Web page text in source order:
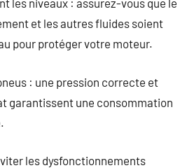
les niveaux : assurez-vous que le
et les autres fluides soient
pour protéger votre moteur.
: une pression correcte et
garantissent une consommation
les dysfonctionnements